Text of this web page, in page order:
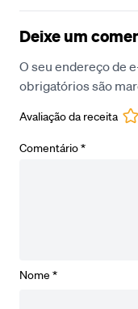
Deixe um
O seu endereço de
obrigatórios são
Avaliação da receita
Comentário*
Nome *